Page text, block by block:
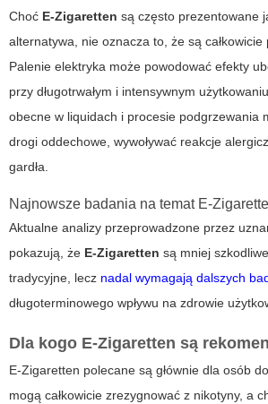
Choć E-Zigaretten są często prezentowane
alternatywa, nie oznacza to, że są
Palenie elektryka może powodować efekty
przy długotrwałym i intensywnym
obecne w liquidach i procesie podgrzewania
drogi oddechowe, wywoływać reakcje
gardła.
Najnowsze badania na temat E-
Aktualne analizy przeprowadzone przez
pokazują, że E-Zigaretten są mniej
tradycyjne, lecz nadal wymagają dalszych
długoterminowego wpływu na zdrowie
Dla kogo E-Zigaretten są
E-Zigaretten polecane są głównie dla osób
mogą całkowicie zrezygnować z nikotyny, a